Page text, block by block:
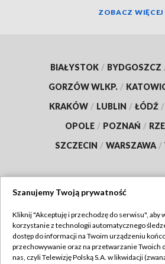
ZOBACZ WIĘCEJ
BIAŁYSTOK / BYDGOSZCZ
GORZÓW WLKP. /
KRAKÓW / LUBLIN / ŁÓDŹ /
OPOLE / POZNAŃ /
SZCZECIN / WARSZAWA /
TVP
Abonament TVP
Regulamin
Szanujemy Twoją prywatność
Kliknij "Akceptuję i przechodzę do serwisu", aby
korzystanie z technologii automatycznego
dostęp do informacji na Twoim urządzeniu
przechowywanie oraz na przetwarzanie Twoich
nas, czyli Telewizję Polską S.A. w likwidacji